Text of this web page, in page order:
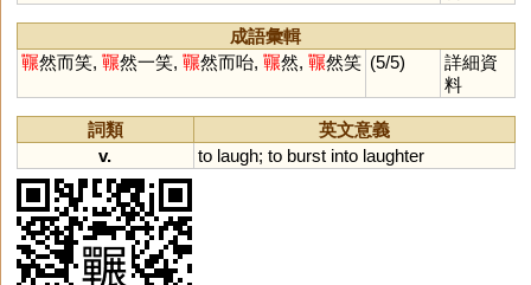
成語彙輯
囅然而笑, 囅然一笑, 囅然而咍, 囅然, 囅然笑 (5/5)
詳細資
料
詞類
英文意義
v.
to laugh; to burst into laughter